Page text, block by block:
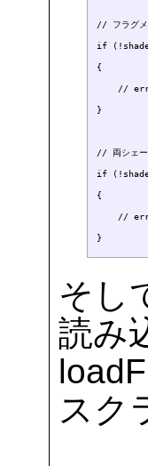
// フラグメ
if
{
//
}
// 両シェー
if
{
//
そし
読み
スク